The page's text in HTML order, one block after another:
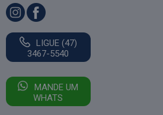
LIGUE (47)
3467-5540
MANDE UM
WHATS